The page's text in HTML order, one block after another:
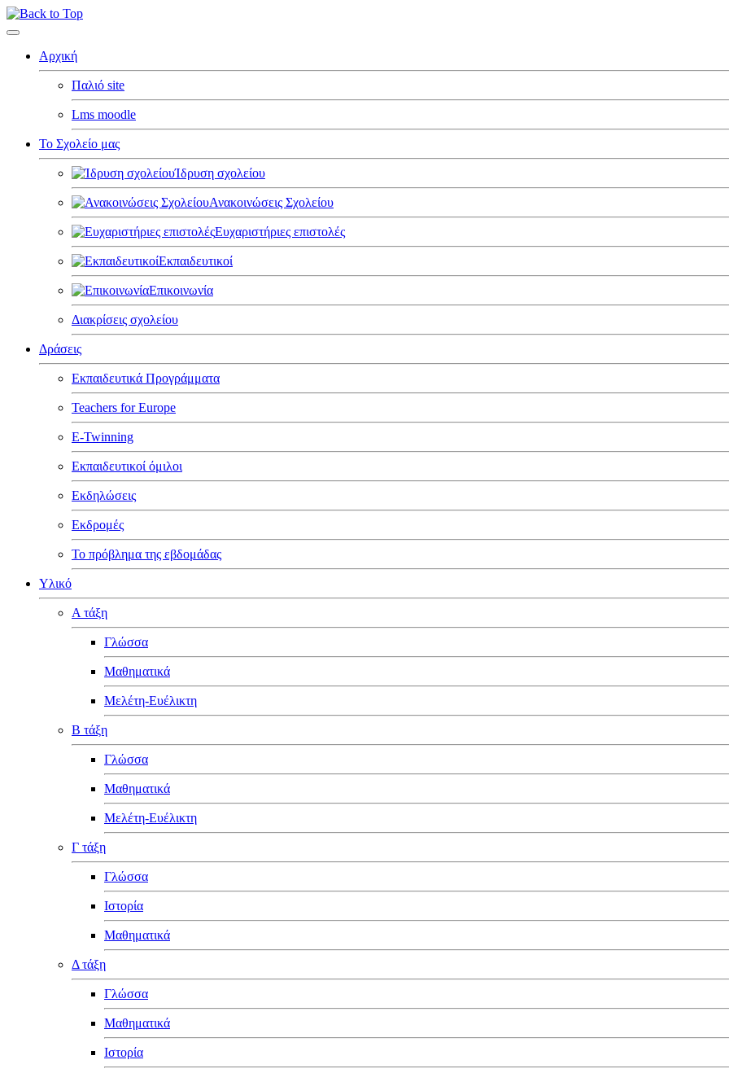
Αρχική
Παλιό site
Lms moodle
Το Σχολείο μας
Ίδρυση σχολείου
Ανακοινώσεις Σχολείου
Ευχαριστήριες επιστολές
Εκπαιδευτικοί
Επικοινωνία
Διακρίσεις σχολείου
Δράσεις
Εκπαιδευτικά Προγράμματα
Teachers for Europe
E-Twinning
Εκπαιδευτικοί όμιλοι
Εκδηλώσεις
Εκδρομές
Το πρόβλημα της εβδομάδας
Υλικό
Α τάξη
Γλώσσα
Μαθηματικά
Μελέτη-Ευέλικτη
Β τάξη
Γλώσσα
Μαθηματικά
Μελέτη-Ευέλικτη
Γ τάξη
Γλώσσα
Ιστορία
Μαθηματικά
Δ τάξη
Γλώσσα
Μαθηματικά
Ιστορία